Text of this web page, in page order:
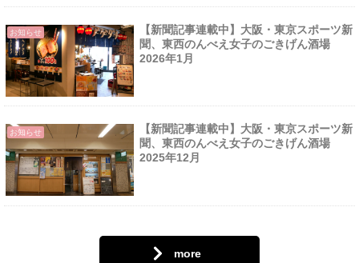
お知らせ
【新聞記事連載中】大阪・東京スポーツ新
聞、東西のんべえ女子のごきげん酒場
2026年1月
お知らせ
【新聞記事連載中】大阪・東京スポーツ新
聞、東西のんべえ女子のごきげん酒場
2025年12月
more